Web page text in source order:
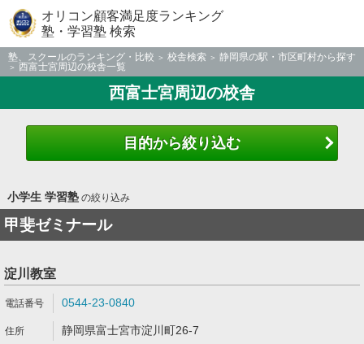
オリコン顧客満足度ランキング
塾・学習塾 検索
塾、スクールのランキング・比較 校舎検索
静岡県の駅・市区町村から探す
西富士宮周辺の校舎一覧
西富士宮周辺の校舎
目的から絞り込む
小学生 学習塾の絞り込み
甲斐ゼミナール
淀川教室
0544-23-0840
静岡県富士宮市淀川町26-7